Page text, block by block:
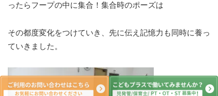
ったらフープの中に集合！集合時のポーズは
その都度変化をつけていき、先に伝え記憶力も同時に養っ
ていきました。